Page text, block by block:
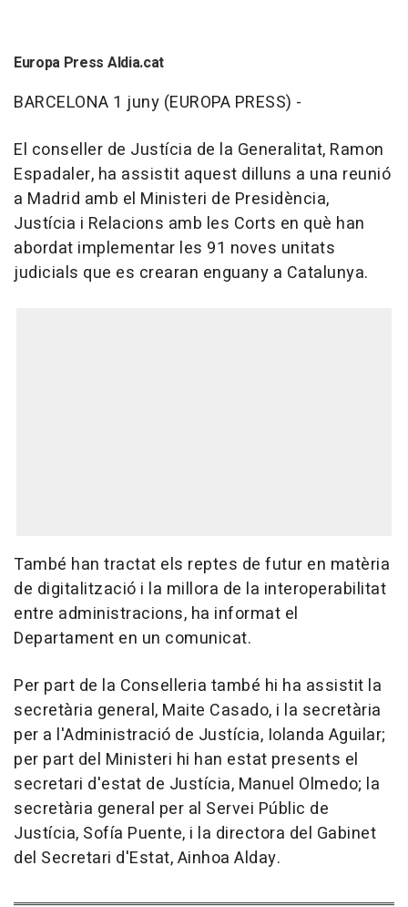
Europa Press Aldia.cat
BARCELONA 1 juny (EUROPA PRESS) -
El conseller de Justícia de la Generalitat, Ramon
Espadaler, ha assistit aquest dilluns a una reunió
a Madrid amb el Ministeri de Presidència,
Justícia i Relacions amb les Corts en què han
abordat implementar les 91 noves unitats
judicials que es crearan enguany a Catalunya.
També han tractat els reptes de futur en matèria
de digitalització i la millora de la interoperabilitat
entre administracions, ha informat el
Departament en un comunicat.
Per part de la Conselleria també hi ha assistit la
secretària general, Maite Casado, i la secretària
per a l'Administració de Justícia, Iolanda Aguilar;
per part del Ministeri hi han estat presents el
secretari d'estat de Justícia, Manuel Olmedo; la
secretària general per al Servei Públic de
Justícia, Sofía Puente, i la directora del Gabinet
del Secretari d'Estat, Ainhoa Alday.